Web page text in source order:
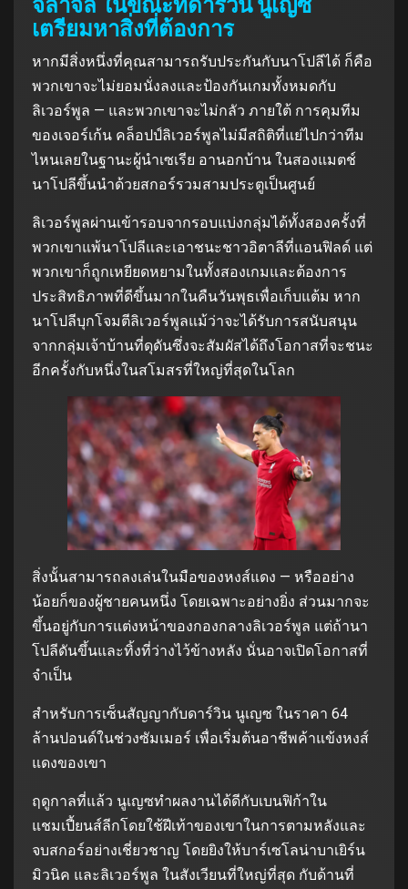
เตรียมหาสิ่งที่ต้องการ
หากมีสิ่งหนึ่งที่คุณสามารถรับประกันกับนาโปลีได้ ก็คือ
พวกเขาจะไม่ยอมนั่งลงและป้องกันเกมทั้งหมดกับ
ลิเวอร์พูล — และพวกเขาจะไม่กลัว ภายใต้ การคุมทีม
ของเจอร์เก้น คล็อปป์ลิเวอร์พูลไม่มีสถิติที่แย่ไปกว่าทีม
ไหนเลยในฐานะผู้นำเซเรีย อานอกบ้าน ในสองแมตช์
นาโปลีขึ้นนำด้วยสกอร์รวมสามประตูเป็นศูนย์
ลิเวอร์พูลผ่านเข้ารอบจากรอบแบ่งกลุ่มได้ทั้งสองครั้งที่
พวกเขาแพ้นาโปลีและเอาชนะชาวอิตาลีที่แอนฟิลด์ แต่
พวกเขาก็ถูกเหยียดหยามในทั้งสองเกมและต้องการ
ประสิทธิภาพที่ดีขึ้นมากในคืนวันพุธเพื่อเก็บแต้ม หาก
นาโปลีบุกโจมตีลิเวอร์พูลแม้ว่าจะได้รับการสนับสนุน
จากกลุ่มเจ้าบ้านที่ดุดันซึ่งจะสัมผัสได้ถึงโอกาสที่จะชนะ
อีกครั้งกับหนึ่งในสโมสรที่ใหญ่ที่สุดในโลก
สิ่งนั้นสามารถลงเล่นในมือของหงส์แดง — หรืออย่าง
น้อยก็ของผู้ชายคนหนึ่ง โดยเฉพาะอย่างยิ่ง ส่วนมากจะ
ขึ้นอยู่กับการแต่งหน้าของกองกลางลิเวอร์พูล แต่ถ้านา
โปลีดันขึ้นและทิ้งที่ว่างไว้ข้างหลัง นั่นอาจเปิดโอกาสที่
จำเป็น
สำหรับการเซ็นสัญญากับดาร์วิน นูเญซ ในราคา 64
ล้านปอนด์ในช่วงซัมเมอร์ เพื่อเริ่มต้นอาชีพค้าแข้งหงส์
แดงของเขา
ฤดูกาลที่แล้ว นูเญซทำผลงานได้ดีกับเบนฟิก้าใน
แชมเปี้ยนส์ลีกโดยใช้ฝีเท้าของเขาในการตามหลังและ
จบสกอร์อย่างเชี่ยวชาญ โดยยิงให้บาร์เซโลน่าบาเยิร์น
มิวนิค และลิเวอร์พูล ในสังเวียนที่ใหญ่ที่สุด กับด้านที่